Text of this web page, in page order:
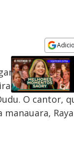
Opens
o
(4). Tàmires
O cantor,